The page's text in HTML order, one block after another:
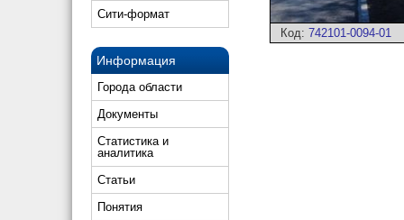
Сити-формат
Информация
Города области
Документы
Статистика и
аналитика
Статьи
Понятия
Код: 742101-0094-01